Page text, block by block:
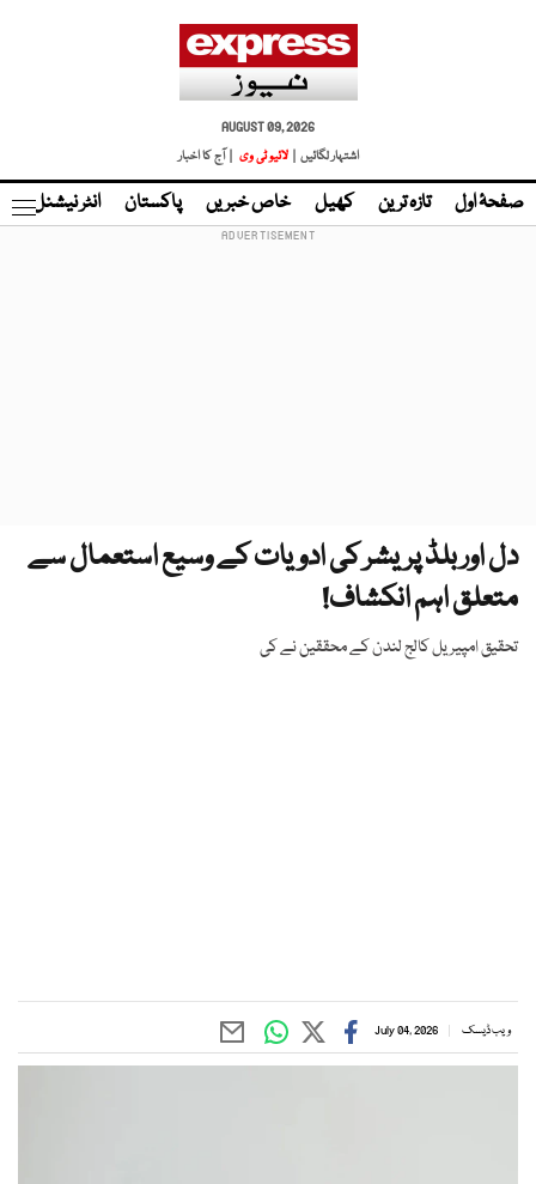
AUGUST 09, 2026
اشتہار لگائیں |
لائیو ٹی وی | آج کا اخبار
صفحۂ اول تازہ ترین کھیل خاص خبریں پاکستان انٹر نیشنل
دل اور بلڈ پریشر کی ادویات کے وسیع استعمال سے
متعلق اہم انکشاف!
تحقیق امپیریل کالج لندن کے محققین نے کی
ویب ڈیسک July 04, 2026